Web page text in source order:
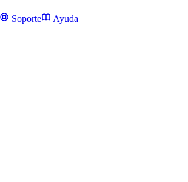
Soporte Ayuda